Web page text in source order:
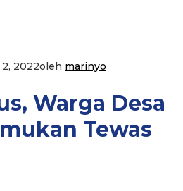
2022oleh marinyo
Warga Desa
Tewas